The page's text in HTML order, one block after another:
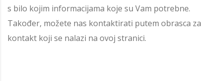
s bilo kojim informacijama koje su Vam potrebne.
Također, možete nas kontaktirati putem obrasca za
kontakt koji se nalazi na ovoj stranici.